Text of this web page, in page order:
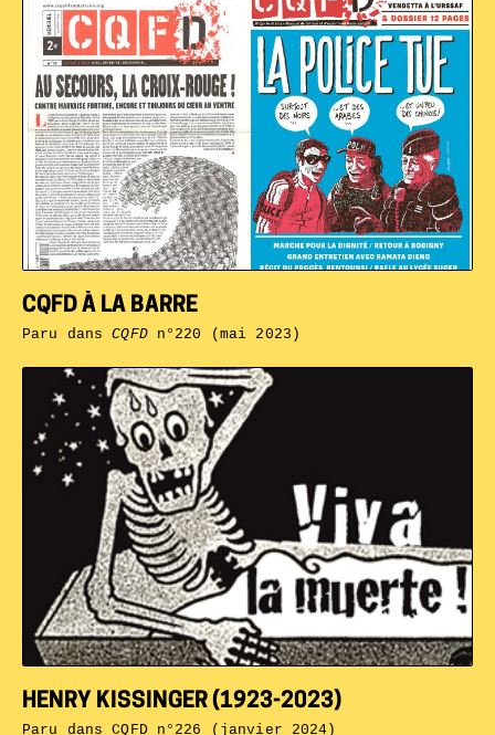
HENRY KISSINGER (1923-2023)
Paru dansCQFD n°226 (janvier 2024)
CQFD À LA BARRE
Paru dansCQFDn°220 (mai 2023)